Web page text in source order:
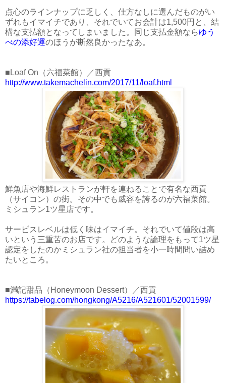
点心のラインナップに乏しく、仕方なしに選んだものがい
ずれもイマイチであり、それでいてお会計は1,500円と、結
構な支払額となってしまいました。同じ支払金額ならゆう
べの添好運のほうが断然良かったなあ。
■Loaf On（六福菜館）／西貢
http://www.takemachelin.com/2017/11/loaf.html
鮮魚店や海鮮レストランが軒を連ねることで有名な西貢
（サイコン）の街。その中でも威容を誇るのが六福菜館。
ミシュラン1ツ星店です。
サービスレベルは低く味はイマイチ。それでいて値段は高
いという三重苦のお店です。どのような論理をもって1ツ星
認定をしたのかミシュラン社の担当者を小一時間問い詰め
たいところ。
■満記甜品（Honeymoon Dessert）／西貢
https://tabelog.com/hongkong/A5216/A521601/52001599/